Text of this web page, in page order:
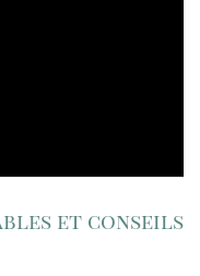
et conseils